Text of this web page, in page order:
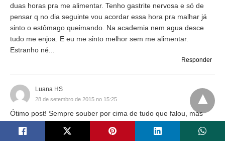
duas horas pra me alimentar. Tenho gastrite nervosa e só de
pensar q no dia seguinte vou acordar essa hora pra malhar já
sinto o estômago queimando. Na academia nem agua desce
tudo me enjoa. E eu me sinto melhor sem me alimentar.
Estranho né...
Responder
Luana HS
28 de setembro de 2015 no 15:25
Ótimo post! Sempre souber por cima de tudo que falou, mas
PARABÉNS... tudo ficou exatamente claro agora. Tenho feito